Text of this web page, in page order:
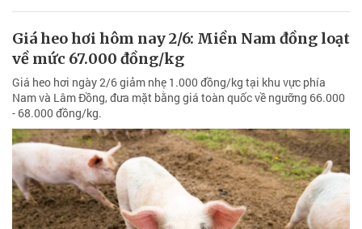
Giá heo hơi hôm nay 2/6: Miền Nam đồng loạt
về mức 67.000 đồng/kg
Giá heo hơi ngày 2/6 giảm nhẹ 1.000 đồng/kg tại khu vực phía
Nam và Lâm Đồng, đưa mặt bằng giá toàn quốc về ngưỡng 66.000
- 68.000 đồng/kg.